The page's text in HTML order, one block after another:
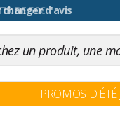
changer d'avis
PROMOS D'ÉTÉ